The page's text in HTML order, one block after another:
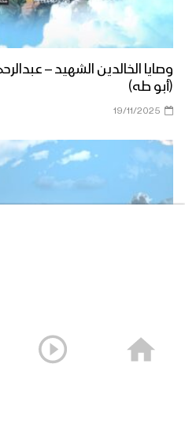
وصايا الخالدين الشهيد –
(أبو طه)
19/11/2025
وصايا الخالدين الشهيد – صالح